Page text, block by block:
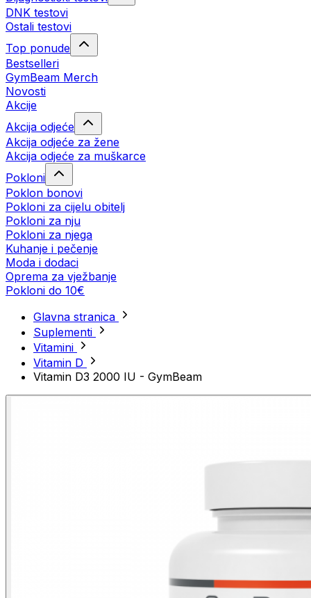
DNK testovi
Ostali testovi
Top ponude
Bestselleri
GymBeam Merch
Novosti
Akcije
Akcija odjeće
Akcija odjeće za žene
Akcija odjeće za muškarce
Pokloni
Poklon bonovi
Pokloni za cijelu obitelj
Pokloni za nju
Pokloni za njega
Kuhanje i pečenje
Moda i dodaci
Oprema za vježbanje
Pokloni do 10€
Glavna stranica
Suplementi
Vitamini
Vitamin D
Vitamin D3 2000 IU - GymBeam